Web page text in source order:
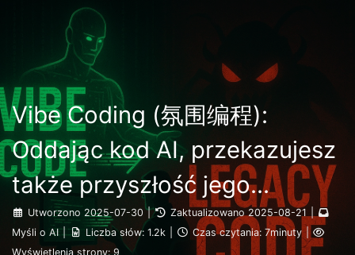
Droga do Transformacji AI
Szukaj
Kategorie
Vibe Coding (氛围编程):
Oddając kod AI, przekazujesz
także przyszłość jego
utrzymania — Powoli uczymy
Utworzono 2025-07-30 | Zaktualizowano 2025-08-21
Myśli o AI | Liczba słów: 1.2k Czas czytania: 7minuty |
Wyświetlenia strony: 9